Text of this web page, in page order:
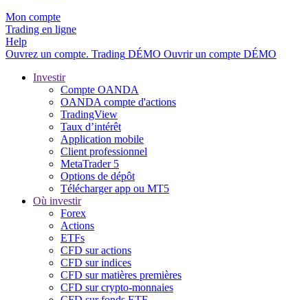
Mon compte
Trading en ligne
Help
Ouvrez un compte. Trading DÉMO Ouvrir un compte DÉMO
Investir
Compte OANDA
OANDA compte d'actions
TradingView
Taux d’intérêt
Application mobile
Client professionnel
MetaTrader 5
Options de dépôt
Télécharger app ou MT5
Où investir
Forex
Actions
ETFs
CFD sur actions
CFD sur indices
CFD sur matières premières
CFD sur crypto-monnaies